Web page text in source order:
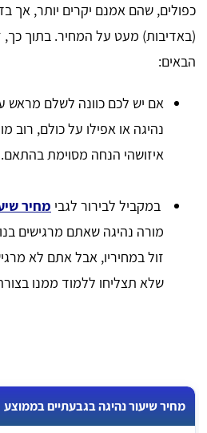
כפולים, שהם אמנם יקרים יותר,
הבאים:
אם יש לכם כוונה לשלם מראש
נהיגה או אפילו על כולם, רוב
איזושהי הנחה מסוימת בהתאם.
במקביל לבירור לגבי מחיר
מורה נהיגה שאתם מרגישים
זול במחיריו, אבל אתם לא
שלא תצליחו ללמוד ממנו
מחיר שיעור נהיגה בגבעתיים בממוצע